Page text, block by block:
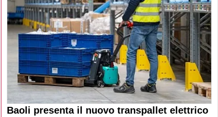
Baoli presenta il nuovo transpallet elettrico